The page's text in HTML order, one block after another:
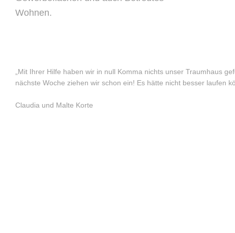
Wohnen.
„Mit Ihrer Hilfe haben wir in null Komma nichts unser Traumhaus
nächste Woche ziehen wir schon ein! Es hätte nicht besser laufen
Claudia und Malte Korte